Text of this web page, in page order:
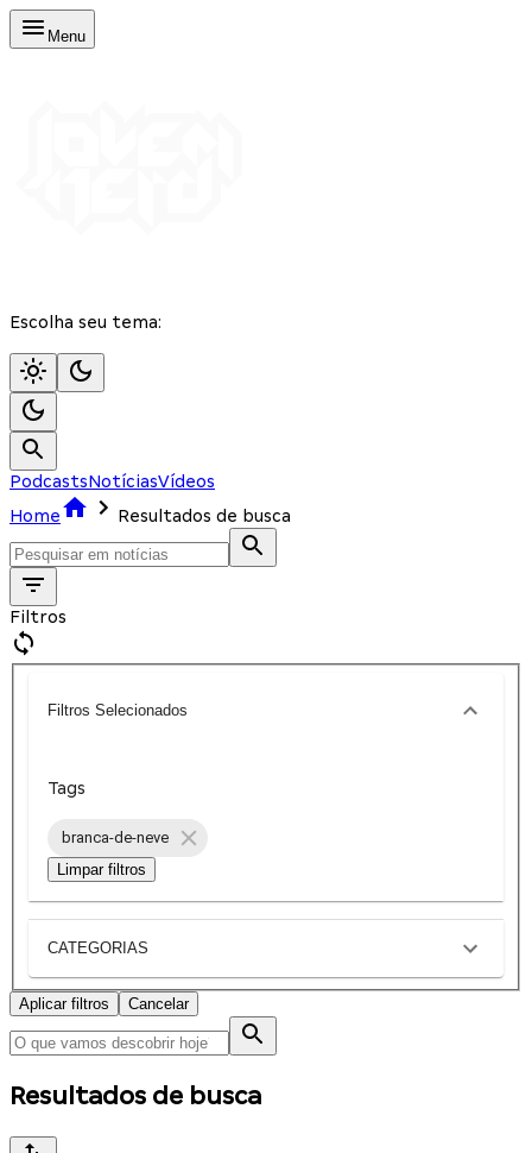
Menu
Escolha seu tema:
PodcastsNotíciasVídeos
Home
Resultados de busca
Filtros
Filtros Selecionados
Tags
branca-de-neve
Limpar filtros
CATEGORIAS
Aplicar filtros Cancelar
Resultados de busca